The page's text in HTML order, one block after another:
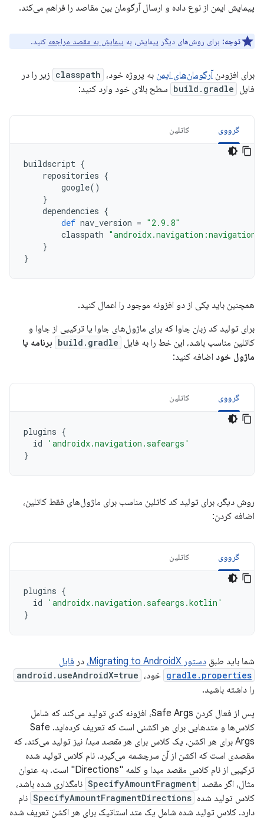
پیمایش ایمن از نوع داده و ارسال آرگومان بین مقاصد را فراهم می‌کند.
توجه: برای روش‌های دیگر پیمایش، به پیمایش به مقصد مراجعه کنید.
برای افزودن آرگومان‌های ایمن به پروژه خود، classpath زیر را در
فایل build.gradle سطح بالای خود وارد کنید:
گرووی کاتلین
buildscript {
repositories {
google()
}
dependencies {
def nav_version = "2.9.8"
classpath
}
}
همچنین باید یکی از دو افزونه موجود را اعمال کنید.
برای تولید کد زبان جاوا که برای ماژول‌های جاوا یا ترکیبی از جاوا و
کاتلین مناسب باشد، این خط را به فایل build.gradle برنامه یا
ماژول خود اضافه کنید:
گرووی کاتلین
plugins {
id
'androidx.navigation.safeargs'
}
روش دیگر، برای تولید کد کاتلین مناسب برای ماژول‌های فقط کاتلین،
اضافه کردن:
گرووی کاتلین
plugins {
id
'androidx.navigation.safeargs.kotlin'
}
شما باید طبق دستور Migrating to AndroidX، در فایل
gradle.properties خود، android.useAndroidX=true
را داشته باشید.
پس از فعال کردن Safe Args، افزونه کدی تولید می‌کند که شامل
کلاس‌ها و متدهایی برای هر اکشنی است که تعریف کرده‌اید. Safe
Args برای هر اکشن، یک کلاس برای هر
مقصد مبدا نیز تولید می‌کند، که
مقصدی است که اکشن از آن سرچشمه می‌گیرد. نام کلاس تولید شده
ترکیبی از نام کلاس مقصد مبدا و کلمه "Directions" است. به عنوان
مثال، اگر مقصد SpecifyAmountFragment نامگذاری شده باشد،
کلاس تولید شده SpecifyAmountFragmentDirections نام
دارد. کلاس تولید شده شامل یک متد استاتیک برای هر اکشن تعریف شده